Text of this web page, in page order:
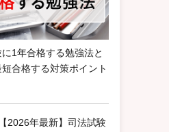
1年合格する勉強法と
合格する対策ポイント
【2026年最新】司法試験